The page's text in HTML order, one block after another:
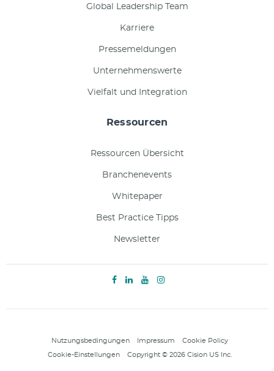
Global Leadership Team
Karriere
Pressemeldungen
Unternehmenswerte
Vielfalt und Integration
Ressourcen
Ressourcen Übersicht
Branchenevents
Whitepaper
Best Practice Tipps
Newsletter
Nutzungsbedingungen Impressum Cookie Policy
Cookie-Einstellungen Copyright © 2026 Cision US Inc.